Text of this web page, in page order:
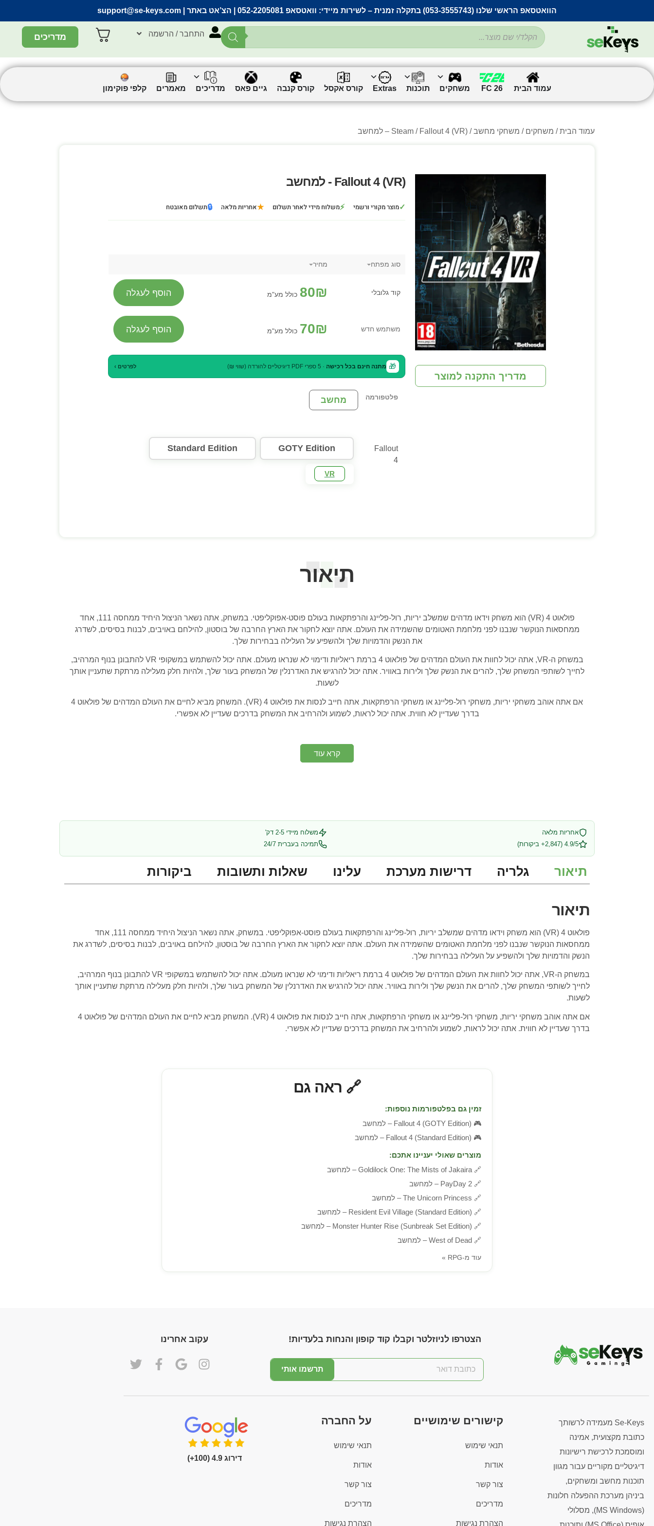
הוואטסאפ הראשי שלנו (053-3555743) בתקלה זמנית – לשירות מיידי: וואטסאפ 052-2205081 | הצ’אט באתר | support@se-keys.com
התחבר / הרשמה מדריכים
עמוד הבית FC 26 משחקים תוכנות Extras קורס אקסל קורס קנבה גיים פאס מדריכים מאמרים קלפי פוקימון
עמוד הבית/ משחקים / משחקי מחשב /
Steam / Fallout 4 (VR) – למחשב
מדריך התקנה למוצר
Fallout 4 (VR) - למחשב
✓מוצר מקורי ורשמי ⚡משלוח מידי לאחר תשלום ★אחריות מלאה 🔒תשלום מאובטח
סוג מפתח מחיר
קוד גלובלי 80₪ כולל מע"מ הוסף לעגלה
משתמש חדש 70₪ כולל מע"מ הוסף לעגלה
🎁 מתנה חינם בכל רכישה · 5 ספרי PDF דיגיטליים להורדה (שווי ₪) לפרטים ›
פלטפורמה מחשב
Fallout
4
GOTY Edition
Standard Edition
VR
תיאור
פולאוט 4 (VR) הוא משחק וידאו מדהים שמשלב יריות, רול-פליינג והרפתקאות בעולם פוסט-אפוקליפטי. במשחק, אתה נשאר הניצול היחיד ממחסה 111, אחד
ממחסאות הנוקשר שנבנו לפני מלחמת האטומים שהשמידה את העולם. אתה יוצא לחקור את הארץ החרבה של בוסטון, להילחם באויבים, לבנות בסיסים, לשדרג
את הנשק והדמויות שלך ולהשפיע על העלילה בבחירות שלך.
במשחק ה-VR, אתה יכול לחוות את העולם המדהים של פולאוט 4 ברמת ריאליות ודימוי לא שנראו מעולם. אתה יכול להשתמש במשקופי VR להתבונן בנוף המרהיב,
לחייך לשותפי המשחק שלך, להרים את הנשק שלך ולירות באוויר. אתה יכול להרגיש את האדרנלין של המשחק בעור שלך, ולהיות חלק מעלילה מרתקת שתעניין אותך
לשעות.
אם אתה אוהב משחקי יריות, משחקי רול-פליינג או משחקי הרפתקאות, אתה חייב לנסות את פולאוט 4 (VR). המשחק מביא לחיים את העולם המדהים של פולאוט 4
בדרך שעדיין לא חווית. אתה יכול לראות, לשמוע ולהרחיב את המשחק בדרכים שעדיין לא אפשרי.
קרא עוד
אחריות מלאה
משלוח מיידי 2-5 דק'
4.9/5 (2,847+ ביקורות)
תמיכה בעברית 24/7
תיאור גלריה דרישות מערכת עלינו שאלות ותשובות ביקורות
תיאור
פולאוט 4 (VR) הוא משחק וידאו מדהים שמשלב יריות, רול-פליינג והרפתקאות בעולם פוסט-אפוקליפטי. במשחק, אתה נשאר הניצול היחיד ממחסה 111, אחד
ממחסאות הנוקשר שנבנו לפני מלחמת האטומים שהשמידה את העולם. אתה יוצא לחקור את הארץ החרבה של בוסטון, להילחם באויבים, לבנות בסיסים, לשדרג את
הנשק והדמויות שלך ולהשפיע על העלילה בבחירות שלך.
במשחק ה-VR, אתה יכול לחוות את העולם המדהים של פולאוט 4 ברמת ריאליות ודימוי לא שנראו מעולם. אתה יכול להשתמש במשקופי VR להתבונן בנוף המרהיב,
לחייך לשותפי המשחק שלך, להרים את הנשק שלך ולירות באוויר. אתה יכול להרגיש את האדרנלין של המשחק בעור שלך, ולהיות חלק מעלילה מרתקת שתעניין אותך
לשעות.
אם אתה אוהב משחקי יריות, משחקי רול-פליינג או משחקי הרפתקאות, אתה חייב לנסות את פולאוט 4 (VR). המשחק מביא לחיים את העולם המדהים של פולאוט 4
בדרך שעדיין לא חווית. אתה יכול לראות, לשמוע ולהרחיב את המשחק בדרכים שעדיין לא אפשרי.
🔗 ראה גם
זמין גם בפלטפורמות נוספות:
🎮 Fallout 4 (GOTY Edition) – למחשב
🎮 Fallout 4 (Standard Edition) – למחשב
מוצרים שאולי יעניינו אתכם:
🔗 Goldilock One: The Mists of Jakaira – למחשב
🔗 PayDay 2 – למחשב
🔗 The Unicorn Princess – למחשב
🔗 Resident Evil Village (Standard Edition) – למחשב
🔗 Monster Hunter Rise (Sunbreak Set Edition) – למחשב
🔗 West of Dead – למחשב
עוד מ-RPG »
הצטרפו לניוזלטר וקבלו קוד קופון והנחות בלעדיות!
תרשמו אותי
עקוב אחרינו
Se-Keys מעמידה לרשותך
כתובת מקצועית, אמינה
ומוסמכת לרכישת רישיונות
דיגיטליים מקוריים עבור מגוון
תוכנות מחשב ומשחקים,
ביניהן מערכת ההפעלה חלונות
(MS Windows), מסלולי
קישורים שימושיים
תנאי שימוש
אודות
צור קשר
מדריכים
הצהרת נגישות
על החברה
תנאי שימוש
אודות
צור קשר
מדריכים
הצהרת נגישות
דירוג 4.9 (100+)